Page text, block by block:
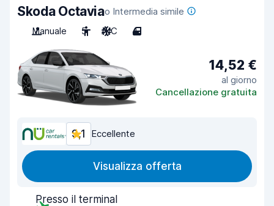
Skoda Octaviao Intermedia simile
Manuale
5 A/C 4
14,52 €
al giorno
Cancellazione gratuita
9,1 Eccellente
Visualizza offerta
Presso il terminal